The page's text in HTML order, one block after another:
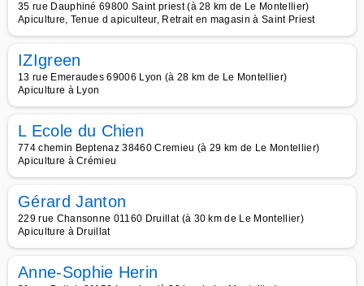
35 rue Dauphiné 69800 Saint priest (à 28 km de Le Montellier)
Apiculture, Tenue d apiculteur, Retrait en magasin à Saint Priest
IZIgreen
13 rue Emeraudes 69006 Lyon (à 28 km de Le Montellier)
Apiculture à Lyon
L Ecole du Chien
774 chemin Beptenaz 38460 Cremieu (à 29 km de Le Montellier)
Apiculture à Crémieu
Gérard Janton
229 rue Chansonne 01160 Druillat (à 30 km de Le Montellier)
Apiculture à Druillat
Anne-Sophie Herin